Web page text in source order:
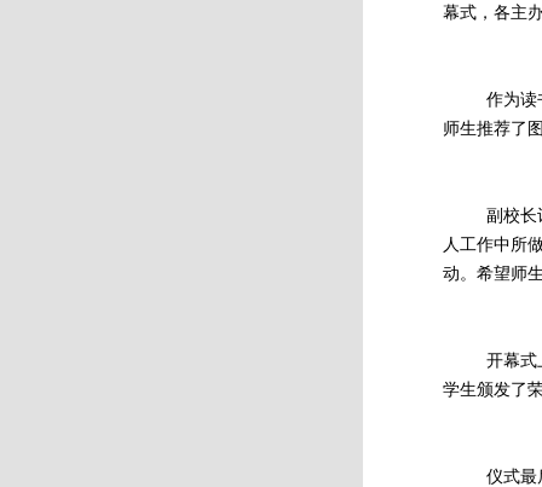
幕式，各主
作为读书
师生推荐了
副校长许
人工作中所
动。希望师
开幕式上
学生颁发了
仪式最后